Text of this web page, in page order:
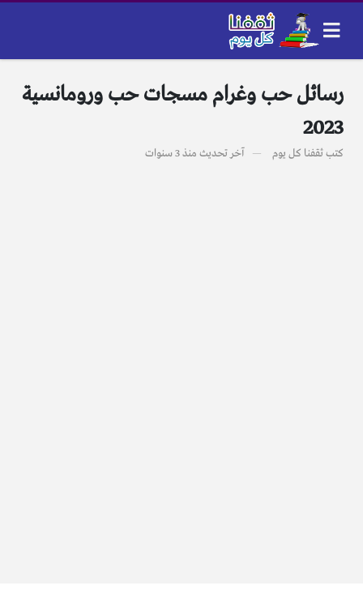
رسائل حب وغرام مسجات حب ورومانسية
2023
كتبثقفنا كل يوم آخر تحديث منذ 3 سنوات